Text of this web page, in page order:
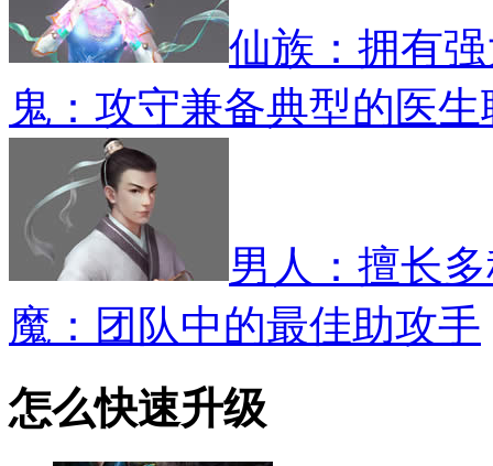
仙族：拥有
鬼：攻守兼备典型的医生
男人：擅长
魔：团队中的最佳助攻手
怎么快速升级